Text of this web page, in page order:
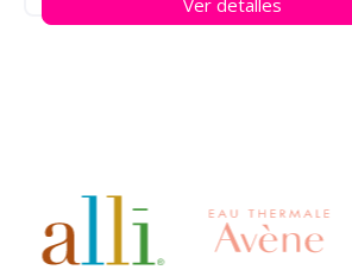
Ver detalles